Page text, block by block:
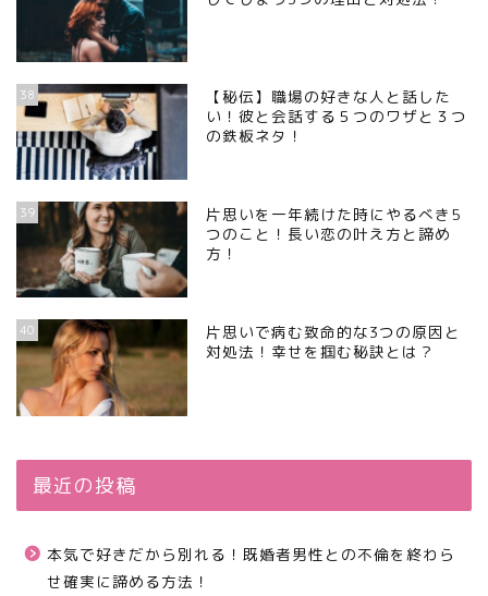
38
【秘伝】職場の好きな人と話した
い！彼と会話する５つのワザと３つ
の鉄板ネタ！
39
片思いを一年続けた時にやるべき5
つのこと！長い恋の叶え方と諦め
方！
40
片思いで病む致命的な3つの原因と
対処法！幸せを掴む秘訣とは？
最近の投稿
本気で好きだから別れる！既婚者男性との不倫を終わら
せ確実に諦める方法！